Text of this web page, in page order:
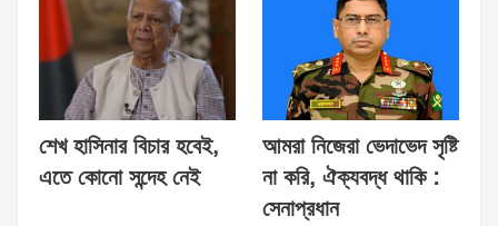
শেখ হাসিনার বিচার হবেই,
এতে কোনো সন্দেহ নেই
আমরা নিজেরা ভেদাভেদ সৃষ্টি
না করি, ঐক্যবদ্ধ থাকি :
সেনাপ্রধান